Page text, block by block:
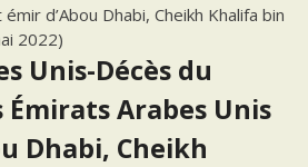
d’Abou Dhabi, Cheikh Khalifa bin
2022)
Unis-Décès du
Arabes Unis
Dhabi, Cheikh